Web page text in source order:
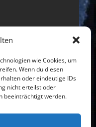
wie Cookies, um
Wenn du diesen
oder eindeutige IDs
nicht erteilst oder
beeinträchtigt werden.